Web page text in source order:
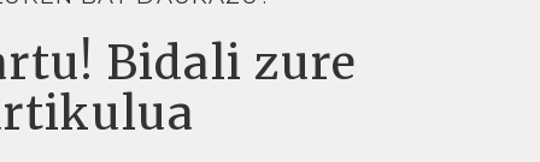
Bidali zure